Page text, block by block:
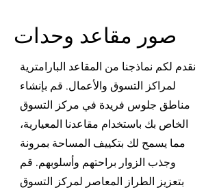
صور مقاعد وحدات
نقدم لكم نماذجنا من المقاعد البارامترية
لمراكز التسوق والأعمال. قم بإنشاء
مناطق جلوس فريدة في مركز التسوق
الخاص بك باستخدام مقاعدنا المعيارية،
مما يسمح لك بتكييف المساحة بمرونة
وجذب الزوار براحتهم وأسلوبهم. قم
بتعزيز الطراز المعاصر لمركز التسوق
مقعد معياري "L1.8"
لمركز الأعمال | مقعد